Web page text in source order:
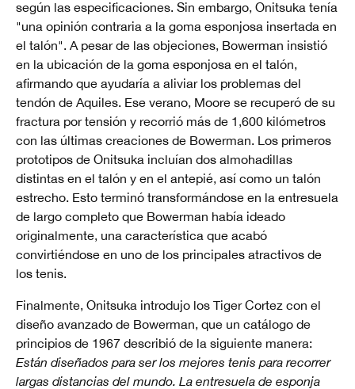
según las especificaciones. Sin embargo, Onitsuka tenía
"una opinión contraria a la goma esponjosa insertada en
el talón". A pesar de las objeciones, Bowerman insistió
en la ubicación de la goma esponjosa en el talón,
afirmando que ayudaría a aliviar los problemas del
tendón de Aquiles. Ese verano, Moore se recuperó de su
fractura por tensión y recorrió más de 1,600 kilómetros
con las últimas creaciones de Bowerman. Los primeros
prototipos de Onitsuka incluían dos almohadillas
distintas en el talón y en el antepié, así como un talón
estrecho. Esto terminó transformándose en la entresuela
de largo completo que Bowerman había ideado
originalmente, una característica que acabó
convirtiéndose en uno de los principales atractivos de
los tenis.
Finalmente, Onitsuka introdujo los Tiger Cortez con el
diseño avanzado de Bowerman, que un catálogo de
principios de 1967 describió de la siguiente manera:
Están diseñados para ser los mejores tenis para recorrer
largas distancias del mundo. La entresuela de esponja